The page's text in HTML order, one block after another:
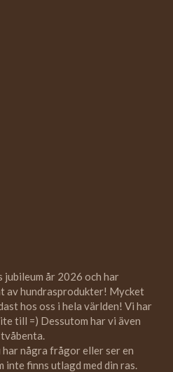
år 2026 och har
av hundrasprodukter! Mycket
hos oss i hela världen! Vi har
till =) Dessutom har vi även
några frågor eller ser en
inte finns utlagd med din ras.